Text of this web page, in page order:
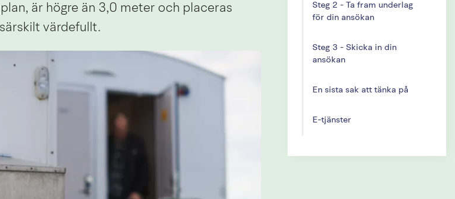
är högre än 3,0 meter och placeras
värdefullt.
Steg 2 - Ta fram underlag
för din ansökan
Steg 3 - Skicka in din
ansökan
En sista sak att tänka på
E-tjänster